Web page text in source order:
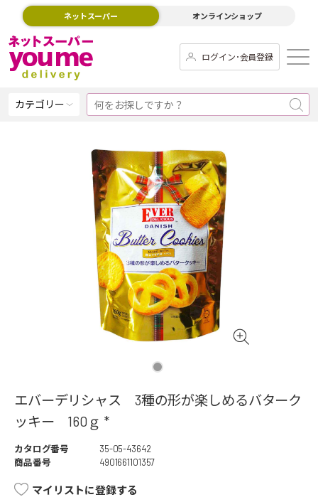
ネットスーパー オンラインショップ
ログイン･会員登録
カテゴリー
エバーデリシャス 3種の形が楽しめるバターク
ッキー 160ｇ *
カタログ番号
35-05-43642
商品番号
4901661101357
マイリストに登録する